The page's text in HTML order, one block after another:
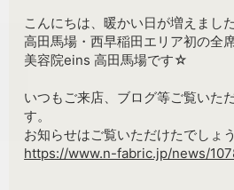
こんにちは、暖かい日が増えました
高田馬場・西早稲田エリア初の全
美容院eins 高田馬場です☆
いつもご来店、ブログ等ご覧いた
す。
お知らせはご覧いただけたでしょ
https://www.n-fabric.jp/news/